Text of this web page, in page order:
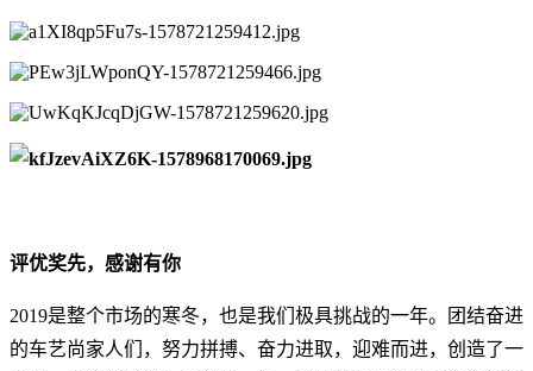
评优奖先，感谢有你
2019是整个市场的寒冬，也是我们极具挑战的一年。团结奋进
的车艺尚家人们，努力拼搏、奋力进取，迎难而进，创造了一